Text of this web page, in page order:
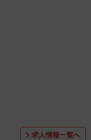
求人情報一覧へ